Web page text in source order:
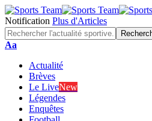
Notification Plus d'Articles
Font
Aa
Actualité
Brèves
Le LiveNew
Légendes
Enquêtes